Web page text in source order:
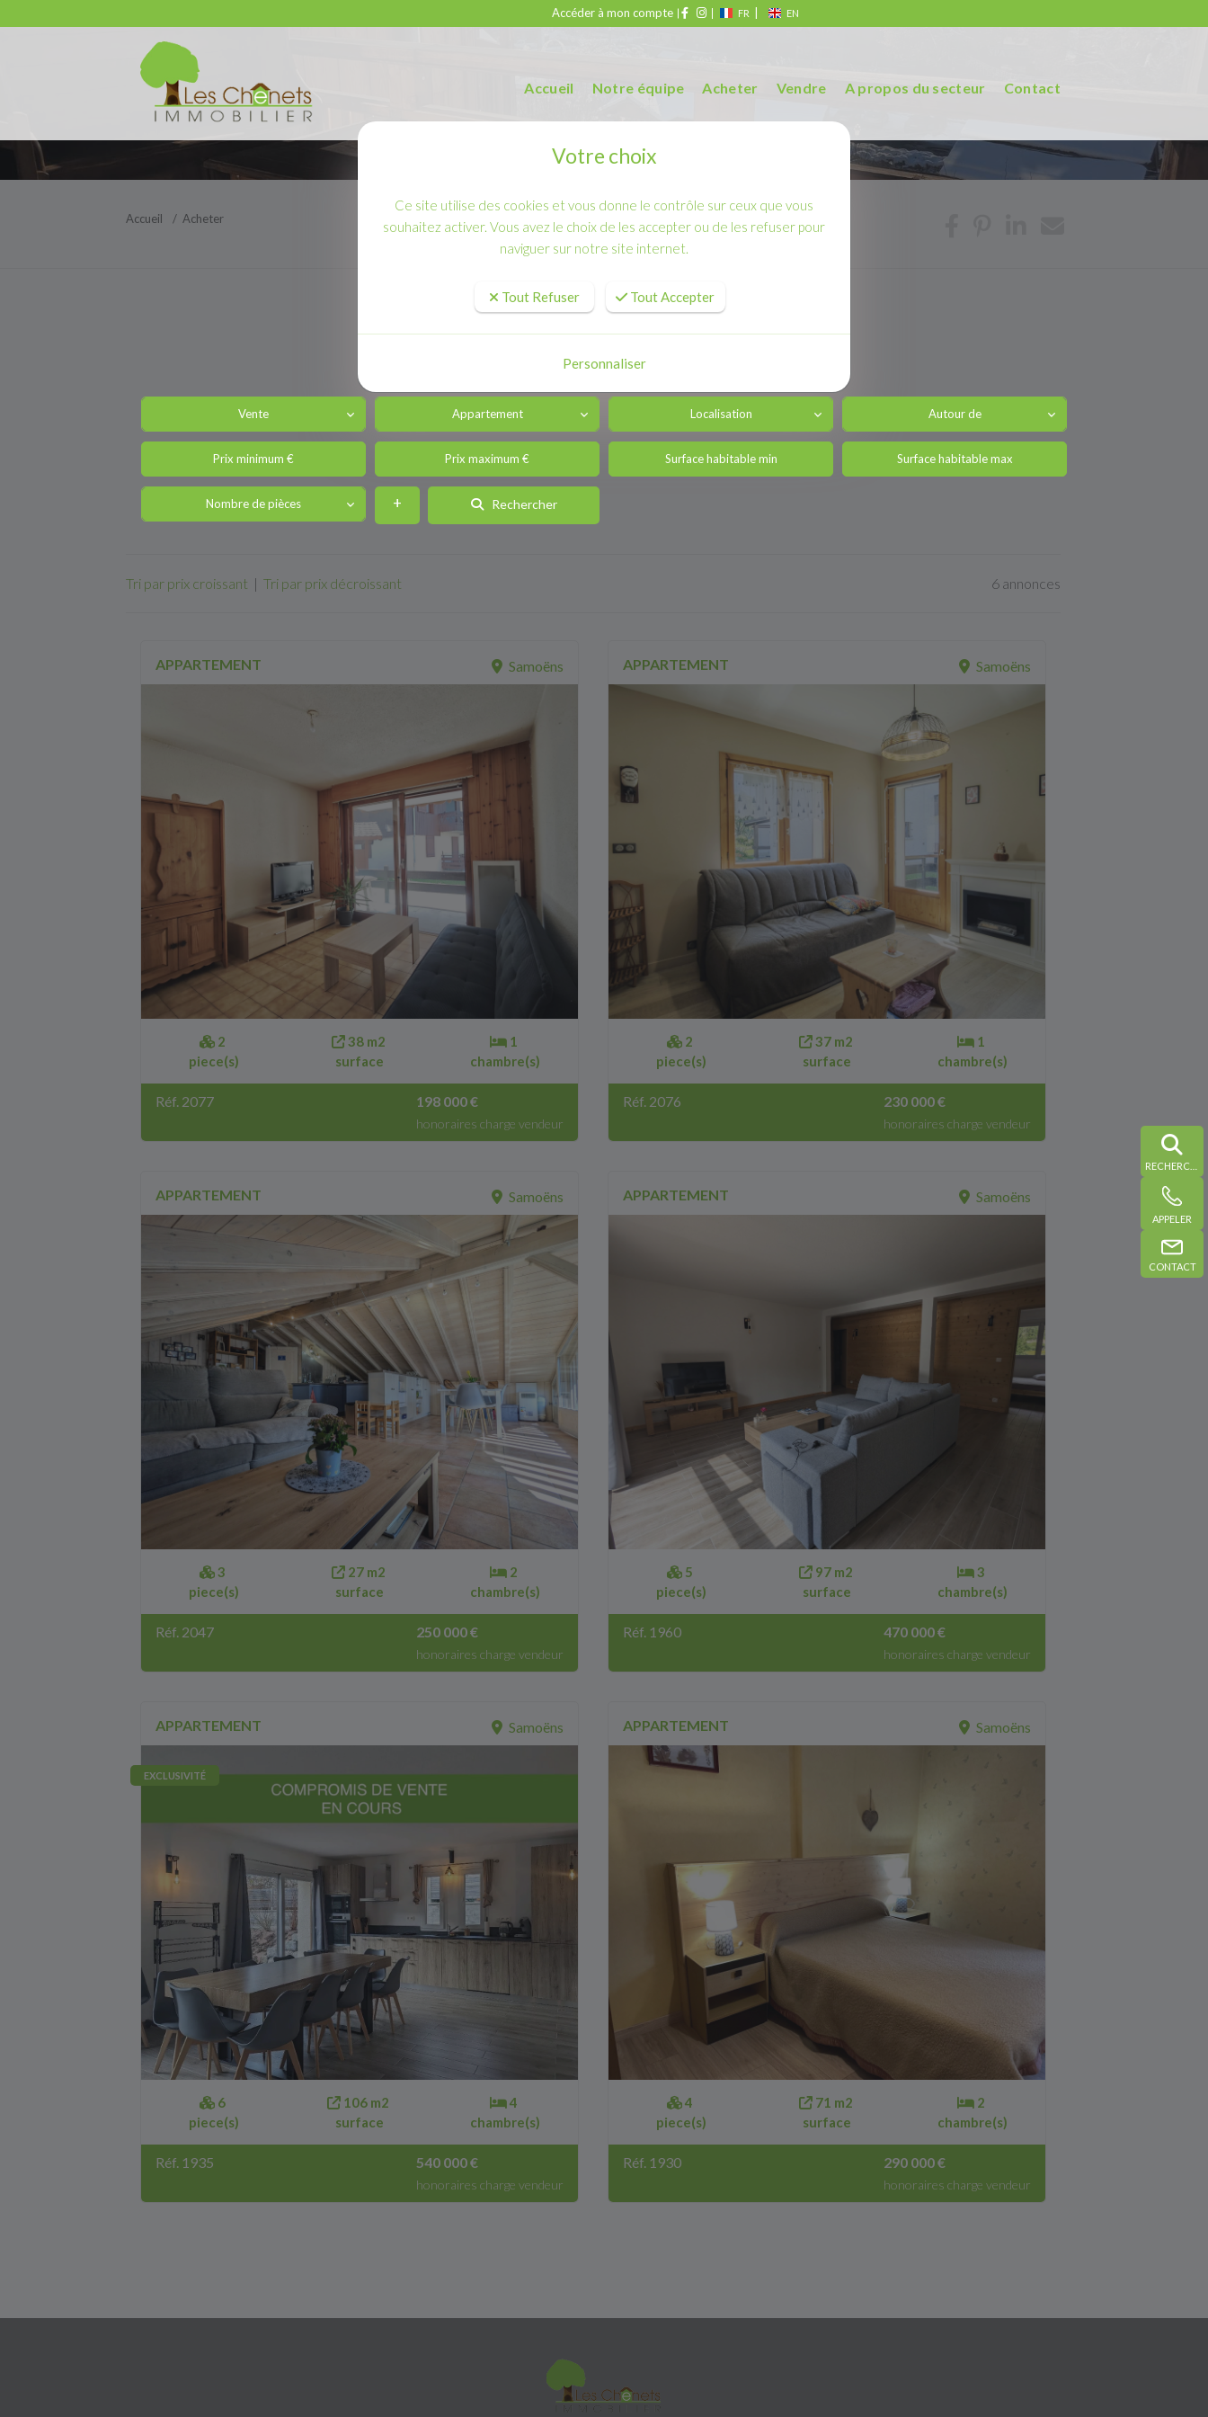
Accéder à mon compte FR EN
Accueil Notre équipe Acheter Vendre A propos du secteur Contact
APPELER
CONTACT
Accueil Acheter
Acheter
Vente Appartement Localisation Autour de
Nombre de pièces Rechercher
Tri par prix croissant | Tri par prix décroissant 6 annonces
APPARTEMENT Samoëns
2
piece(s)
38 m2
surface
1
chambre(s)
Réf. 2077 198 000 €
honoraires charge vendeur
APPARTEMENT Samoëns
2
piece(s)
37 m2
surface
1
chambre(s)
Réf. 2076 230 000 €
honoraires charge vendeur
APPARTEMENT Samoëns
3
piece(s)
27 m2
surface
2
chambre(s)
Réf. 2047 250 000 €
honoraires charge vendeur
APPARTEMENT Samoëns
5
piece(s)
97 m2
surface
3
chambre(s)
Réf. 1960 470 000 €
honoraires charge vendeur
APPARTEMENT Samoëns
EXCLUSIVITÉ
6
piece(s)
106 m2
surface
4
chambre(s)
Réf. 1935 540 000 €
honoraires charge vendeur
APPARTEMENT Samoëns
4
piece(s)
71 m2
surface
2
chambre(s)
Réf. 1930 290 000 €
honoraires charge vendeur
Votre choix
Ce site utilise des cookies et vous donne le contrôle sur ceux que vous
souhaitez activer. Vous avez le choix de les accepter ou de les refuser pour
naviguer sur notre site internet.
Tout Refuser Tout Accepter
Personnaliser